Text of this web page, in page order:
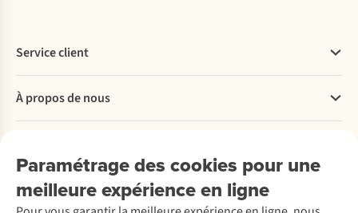
Paramétrage des cookies pour une
meilleure expérience en ligne
Service client
Commander
Payer
Retourner
Rétractation d'une commande
Entretien & réparations
À propos de nous
Entreprise responsable
À propos d’Ayacucho
Location / Location sports d’hiver
Seconde-main
Découvrez